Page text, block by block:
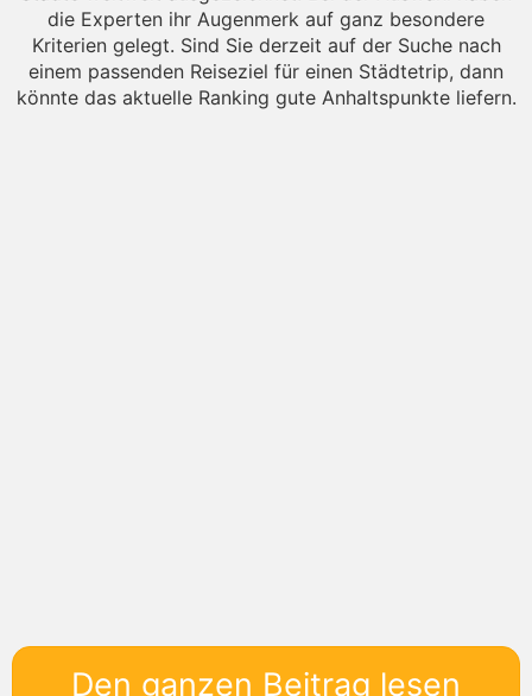
die Experten ihr Augenmerk auf ganz besondere
Kriterien gelegt. Sind Sie derzeit auf der Suche nach
einem passenden Reiseziel für einen Städtetrip, dann
könnte das aktuelle Ranking gute Anhaltspunkte liefern.
Den ganzen Beitrag lesen